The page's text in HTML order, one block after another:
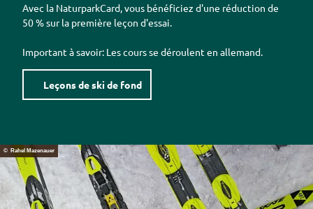
Avec la NaturparkCard, vous bénéficiez d'une réduction de
50 % sur la première leçon d'essai.
Important à savoir: Les cours se déroulent en allemand.
Leçons de ski de fond
© Rahel Mazenauer